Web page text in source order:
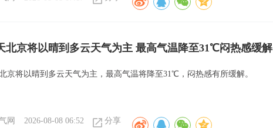
北京将以晴到多云天气为主 最高气温降至31℃闷热感缓解
京将以晴到多云天气为主，最高气温将降至31℃，闷热感有所缓解。
网 2026-08-08 06:52 分享